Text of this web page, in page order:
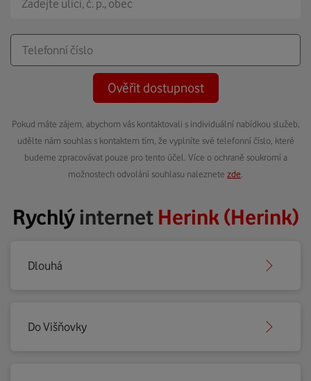
Ověřit dostupnost
Pokud máte zájem, abychom vás kontaktovali s individuální nabídkou služeb,
udělte nám souhlas s kontaktem tím, že vyplníte své telefonní číslo, které
budeme zpracovávat pouze pro tento účel. Více o ochraně soukromí a
možnostech odvolání souhlasu naleznete zde
Rychlýinternet Herink (Herink)
Dlouhá
Do Višňovky